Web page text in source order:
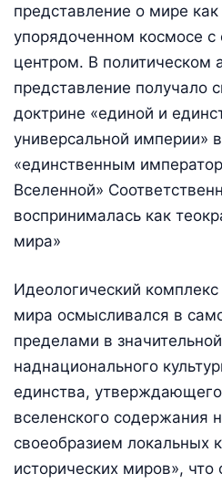
представление о мире
упорядоченном космосе
центром. В политическом
представление получало
доктрине «единой и
универсальной империи»
«единственным
Вселенной»
воспринималась как
мира»
Идеологический
мира осмысливался в
пределами в
наднационального
единства,
вселенского содержания
своеобразием локальных
исторических миров», что